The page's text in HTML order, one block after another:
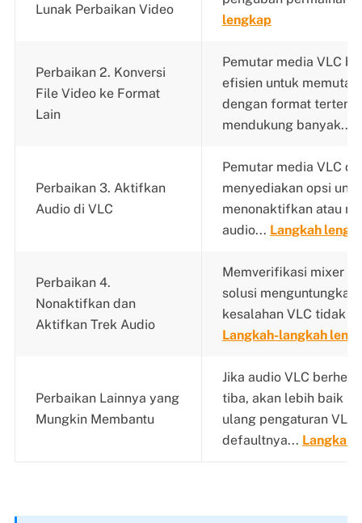
Lunak Perbaikan Video
lengkap
Perbaikan 2. Konversi
File Video ke Format
Lain
Pemutar media VLC
efisien untuk memutar
dengan format
mendukung banyak...
Perbaikan 3. Aktifkan
Audio di VLC
Pemutar media VLC di
menyediakan opsi
menonaktifkan atau
audio... Langkah
Perbaikan 4.
Nonaktifkan dan
Aktifkan Trek Audio
Memverifikasi mixer
solusi menguntungkan
kesalahan VLC tidak
Langkah-langkah
Perbaikan Lainnya yang
Mungkin Membantu
Jika audio VLC
tiba, akan lebih baik
ulang pengaturan
defaultnya...